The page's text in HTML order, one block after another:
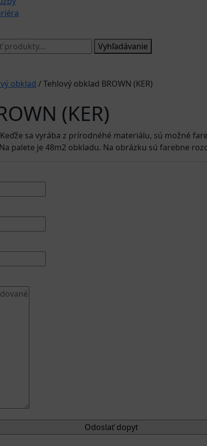
Vyhľadávanie
obklad / Tehlový obklad BROWN (KER)
(KER)
sa vyrába z prírodnéhé materiálu, sú možné
palete je 48m2 obkladu. Na obrázku sú farebne